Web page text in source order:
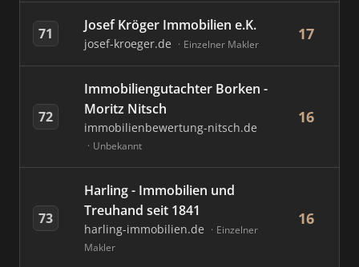
71 Josef Kröger Immobilien e.K.
josef-kroeger.de Einzelner Makler
17
72
Immobiliengutachter Borken -
Moritz Nitsch
immobilienbewertung-nitsch.de
Unbekannt
16
73
Harling - Immobilien und
Treuhand seit 1841
harling-immobilien.de
Einzelner
Makler
16